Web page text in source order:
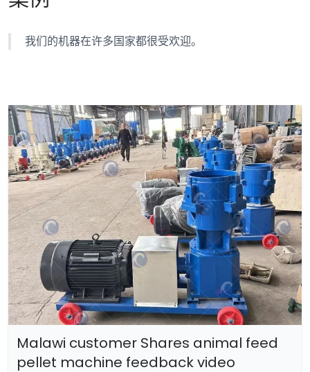
我们的机器在许多国家都很受欢迎。
Malawi customer Shares animal feed
pellet machine feedback video